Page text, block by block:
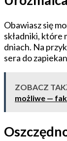
Obawiasz się
składniki, które
dniach. Na
sera do
ZOBACZ
możliwe —